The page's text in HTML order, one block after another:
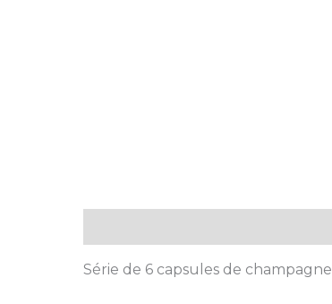
Série de 6 capsules de champagne